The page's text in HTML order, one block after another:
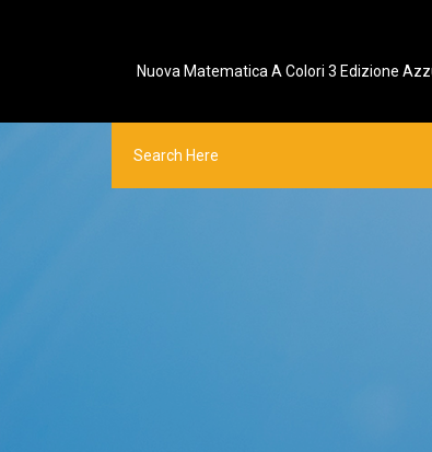
Nuova Matematica A Colori 3 Edizione